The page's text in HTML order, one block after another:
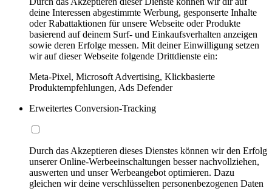
deine Interessen abgestimmte Werbung, gesponserte Inhalte
oder Rabattaktionen für unsere Webseite oder Produkte
basierend auf deinem Surf- und Einkaufsverhalten anzeigen
sowie deren Erfolge messen. Mit deiner Einwilligung setzen
wir auf dieser Webseite folgende Drittdienste ein:
Meta-Pixel, Microsoft Advertising, Klickbasierte
Produktempfehlungen, Ads Defender
Erweitertes Conversion-Tracking
Durch das Akzeptieren dieses Dienstes können wir den Erfolg
unserer Online-Werbeeinschaltungen besser nachvollziehen,
auswerten und unser Werbeangebot optimieren. Dazu
gleichen wir deine verschlüsselten personenbezogenen Daten